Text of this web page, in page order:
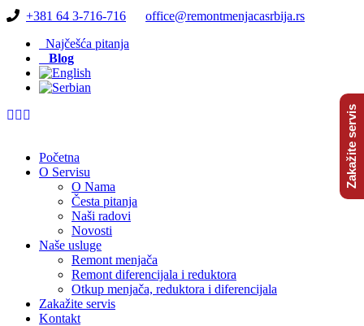
+381 64 3-716-716
office@remontmenjacasrbija.rs
Najčešća pitanja
Blog
Početna
O Servisu
O Nama
Česta pitanja
Naši radovi
Novosti
Naše usluge
Remont menjača
Remont diferencijala i reduktora
Otkup menjača, reduktora i diferencijala
Zakažite servis
Kontakt
Zakažite servis